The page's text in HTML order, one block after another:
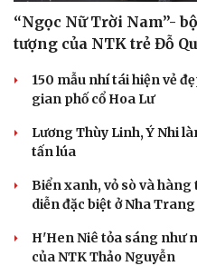
Cải chính
“Ngọc Nữ Trời Nam”-
tượng của NTK trẻ Đỗ
150 mẫu nhí tái hiện vẻ
gian phố cổ Hoa Lư
Lương Thùy Linh, Ý Nhi
tấn lúa
Biển xanh, vỏ sò và
diễn đặc biệt ở Nha Trang
H'Hen Niê tỏa sáng như
của NTK Thảo Nguyễn